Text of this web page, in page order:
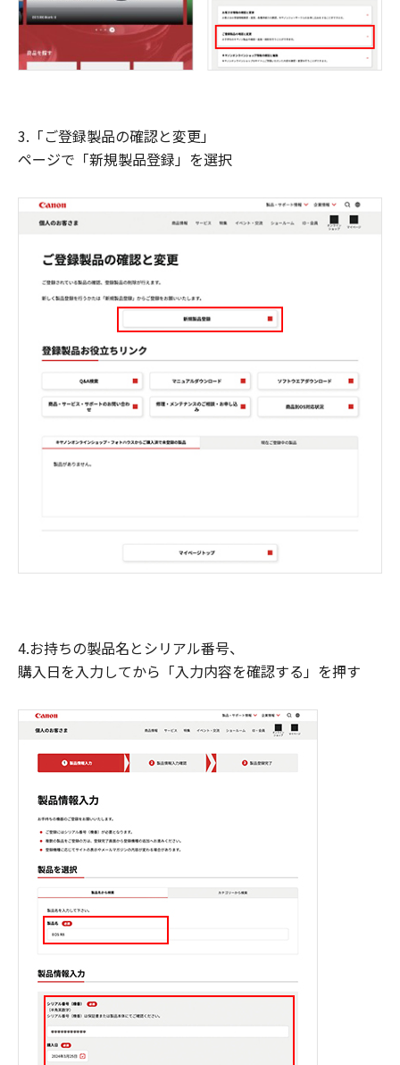
3.「ご登録製品の確認と変更」
ページで「新規製品登録」を選択
4.お持ちの製品名とシリアル番号、
購入日を入力してから「入力内容を確認する」を押す